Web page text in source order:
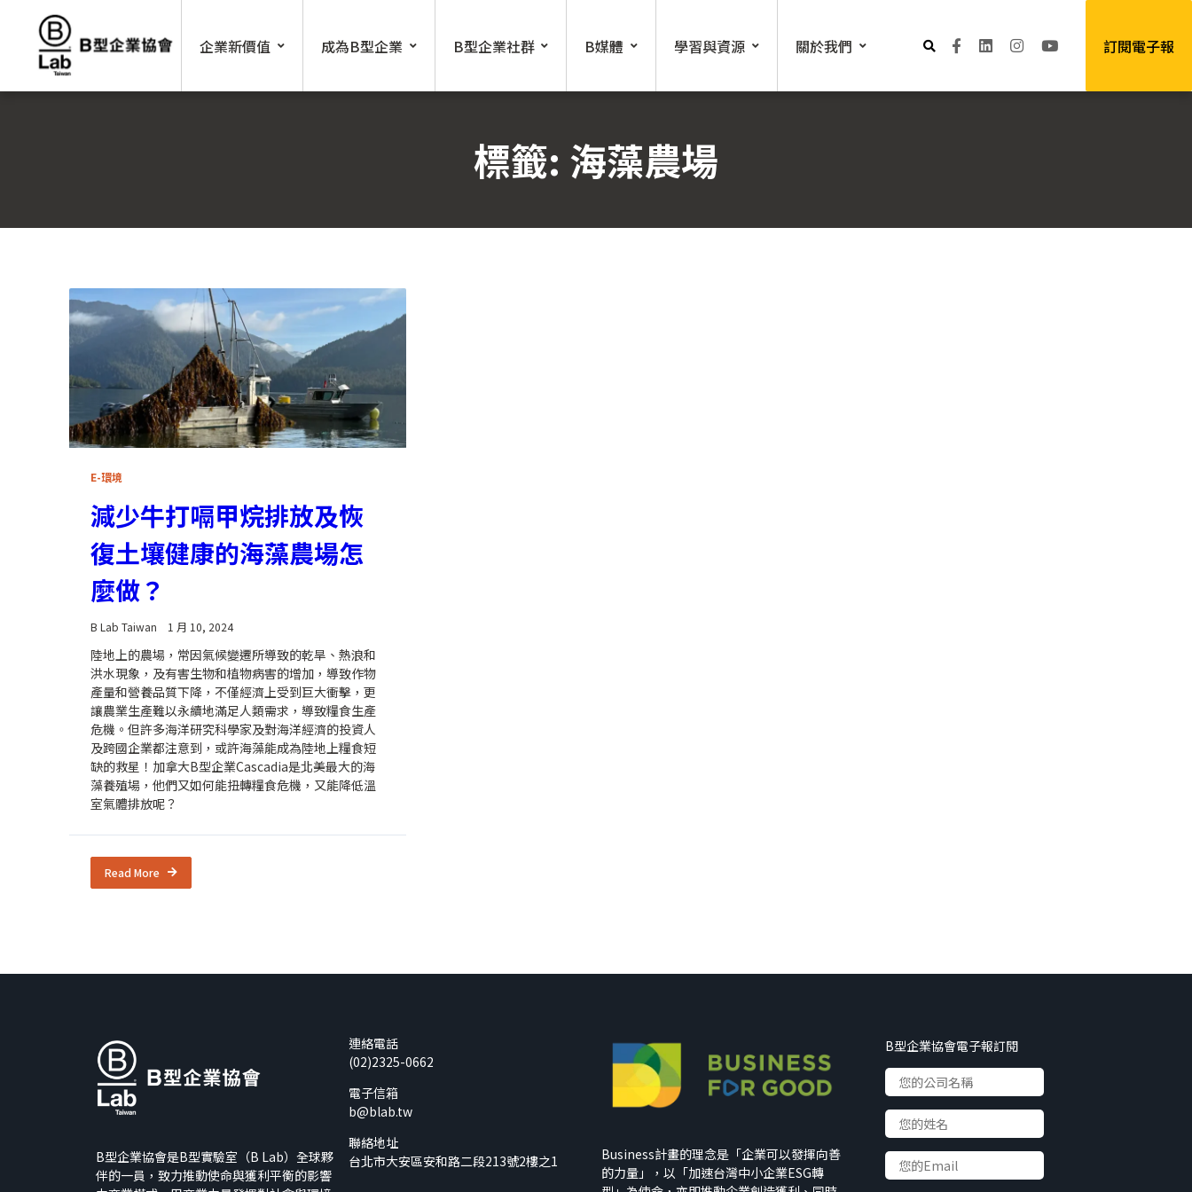
content
企業新價值 成為B型企業 B型企業社群 B媒體 學習與資源 關於我們 訂閱電子報
標籤: 海藻農場
E-環境
減少牛打嗝甲烷排放及恢
復土壤健康的海藻農場怎
麼做？
B Lab Taiwan 1 月 10, 2024
陸地上的農場，常因氣候變遷所導致的乾旱、熱浪和
洪水現象，及有害生物和植物病害的增加，導致作物
產量和營養品質下降，不僅經濟上受到巨大衝擊，更
讓農業生產難以永續地滿足人類需求，導致糧食生產
危機。但許多海洋研究科學家及對海洋經濟的投資人
及跨國企業都注意到，或許海藻能成為陸地上糧食短
缺的救星！加拿大B型企業Cascadia是北美最大的海
藻養殖場，他們又如何能扭轉糧食危機，又能降低溫
室氣體排放呢？
Read More
B型企業協會是B型實驗室（B Lab）全球夥
伴的一員，致力推動使命與獲利平衡的影響
連絡電話
(02)2325-0662
電子信箱
b@blab.tw
聯絡地址
台北市大安區安和路二段213號2樓之1
Business計畫的理念是「企業可以發揮向善
的力量」，以「加速台灣中小企業ESG轉
B型企業協會電子報訂閱